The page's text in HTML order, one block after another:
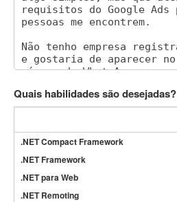
Quais habilidades são desejadas?
.NET Compact Framework
.NET Framework
.NET para Web
.NET Remoting